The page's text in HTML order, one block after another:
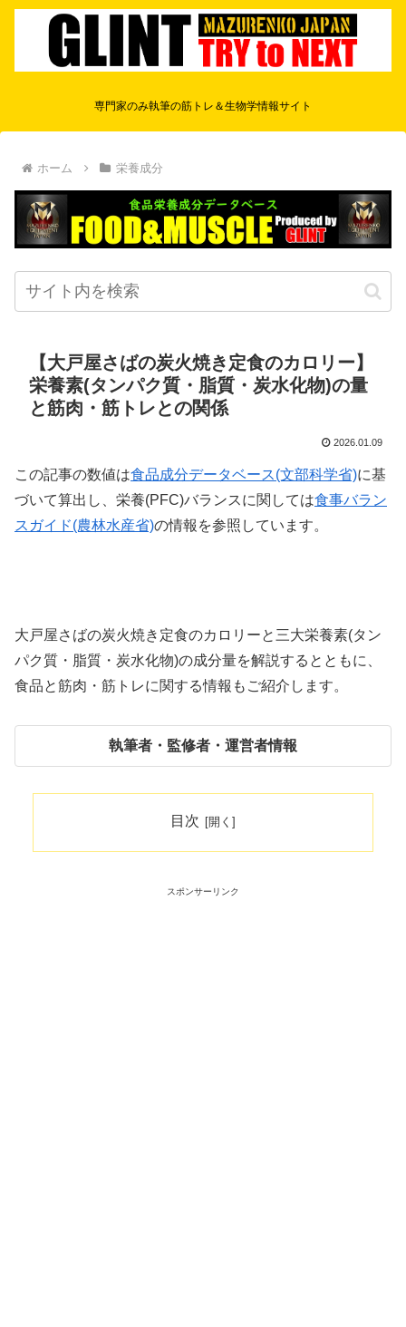
専門家のみ執筆の筋トレ＆生物学情報サイト
ホーム 栄養成分
【大戸屋さばの炭火焼き定食のカロリー】
栄養素(タンパク質・脂質・炭水化物)の量
と筋肉・筋トレとの関係
2026.01.09
この記事の数値は食品成分データベース(文部科学省)に基
づいて算出し、栄養(PFC)バランスに関しては食事バラン
スガイド(農林水産省)の情報を参照しています。
大戸屋さばの炭火焼き定食のカロリーと三大栄養素(タン
パク質・脂質・炭水化物)の成分量を解説するとともに、
食品と筋肉・筋トレに関する情報もご紹介します。
執筆者・監修者・運営者情報
目次
スポンサーリンク